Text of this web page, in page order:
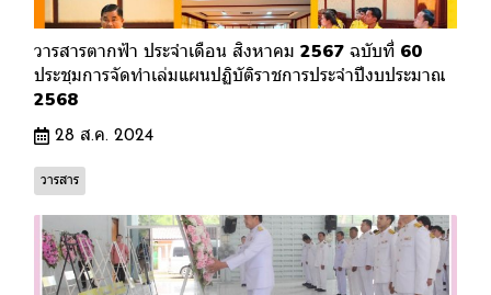
วารสารตากฟ้า ประจำเดือน สิงหาคม 2567 ฉบับที่ 60
ประชุมการจัดทำเล่มแผนปฏิบัติราชการประจำปีงบประมาณ
2568
28 ส.ค. 2024
วารสาร